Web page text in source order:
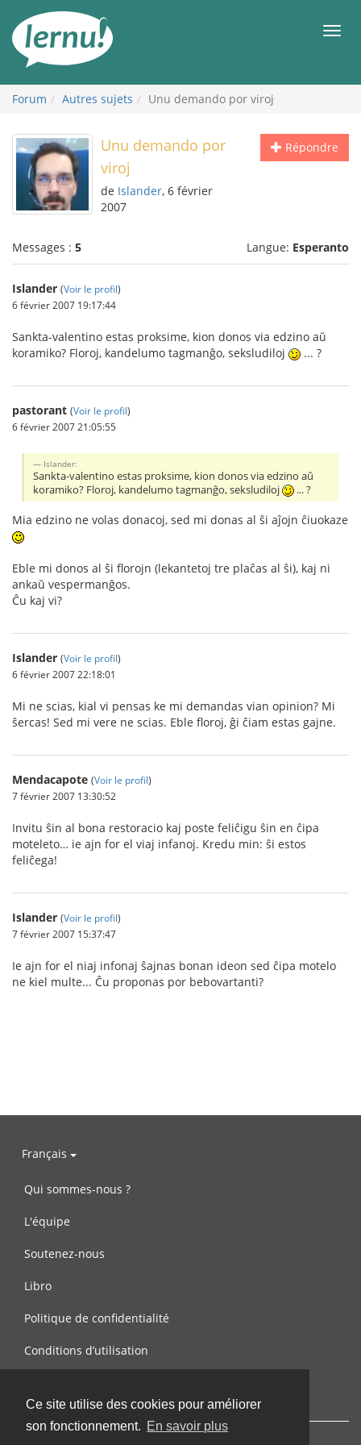
Ce site utilise des cookies pour améliorer
son fonctionnement. En savoir plus
contenu
Forum Autres sujets Unu demando por viroj
Répondre
Unu demando por
viroj
de Islander, 6 février
2007
Messages : 5 Langue: Esperanto
Islander (Voir le profil)
6 février 2007 19:17:44
Sankta-valentino estas proksime, kion donos via edzino aŭ
koramiko? Floroj, kandelumo tagmanĝo, seksludiloj
... ?
pastorant (Voir le profil)
6 février 2007 21:05:55
Islander:
Sankta-valentino estas proksime, kion donos via edzino aŭ
koramiko? Floroj, kandelumo tagmanĝo, seksludiloj
... ?
Mia edzino ne volas donacoj, sed mi donas al ŝi aĵojn ĉiuokaze
Eble mi donos al ŝi florojn (lekantetoj tre plaĉas al ŝi), kaj ni
ankaŭ vespermanĝos.
Ĉu kaj vi?
Islander (Voir le profil)
6 février 2007 22:18:01
Mi ne scias, kial vi pensas ke mi demandas vian opinion? Mi
ŝercas! Sed mi vere ne scias. Eble floroj, ĝi ĉiam estas gajne.
Mendacapote (Voir le profil)
7 février 2007 13:30:52
Invitu ŝin al bona restoracio kaj poste feliĉigu ŝin en ĉipa
moteleto… ie ajn for el viaj infanoj. Kredu min: ŝi estos
feliĉega!
Islander (Voir le profil)
7 février 2007 15:37:47
Ie ajn for el niaj infonaj ŝajnas bonan ideon sed ĉipa motelo
ne kiel multe... Ĉu proponas por bebovartanti?
Français
Qui sommes-nous ?
L'équipe
Soutenez-nous
Libro
Politique de confidentialité
Conditions d’utilisation